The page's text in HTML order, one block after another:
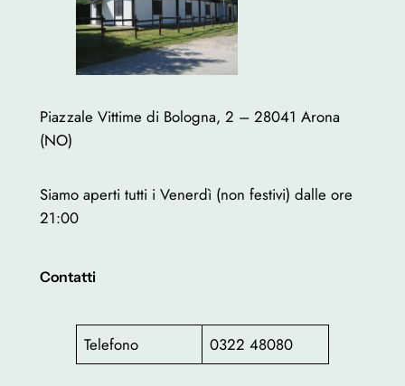
Piazzale Vittime di Bologna, 2 – 28041 Arona
(NO)
Siamo aperti tutti i Venerdì (non festivi) dalle ore
21:00
Contatti
Telefono 0322 48080